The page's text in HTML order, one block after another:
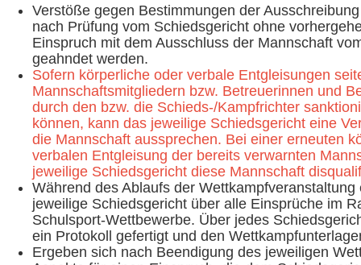
Verstöße gegen Bestimmungen der
nach Prüfung vom Schiedsgericht ohne
Einspruch mit dem Ausschluss der Mannschaft
geahndet werden.
Sofern körperliche oder verbale Entgleisungen
Mannschaftsmitgliedern bzw. Betreuerinnen und
durch den bzw. die Schieds-/Kampfrichter
können, kann das jeweilige Schiedsgericht eine
die Mannschaft aussprechen. Bei einer erneuten
verbalen Entgleisung der bereits verwarnten
jeweilige Schiedsgericht diese Mannschaft
Während des Ablaufs der Wettkampfveranstaltung
jeweilige Schiedsgericht über alle Einsprüche im
Schulsport-Wettbewerbe. Über jedes
ein Protokoll gefertigt und den
Ergeben sich nach Beendigung des jeweiligen